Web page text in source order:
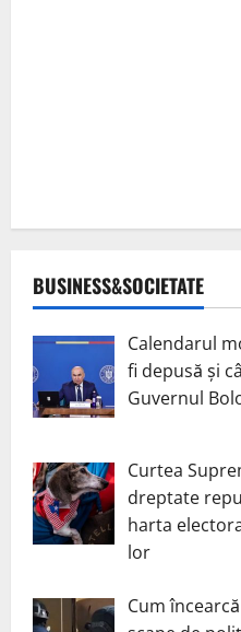
BUSINESS&SOCIETATE
Calendarul
fi depusă și
Guvernul
Curtea
dreptate
harta
lor
Cum